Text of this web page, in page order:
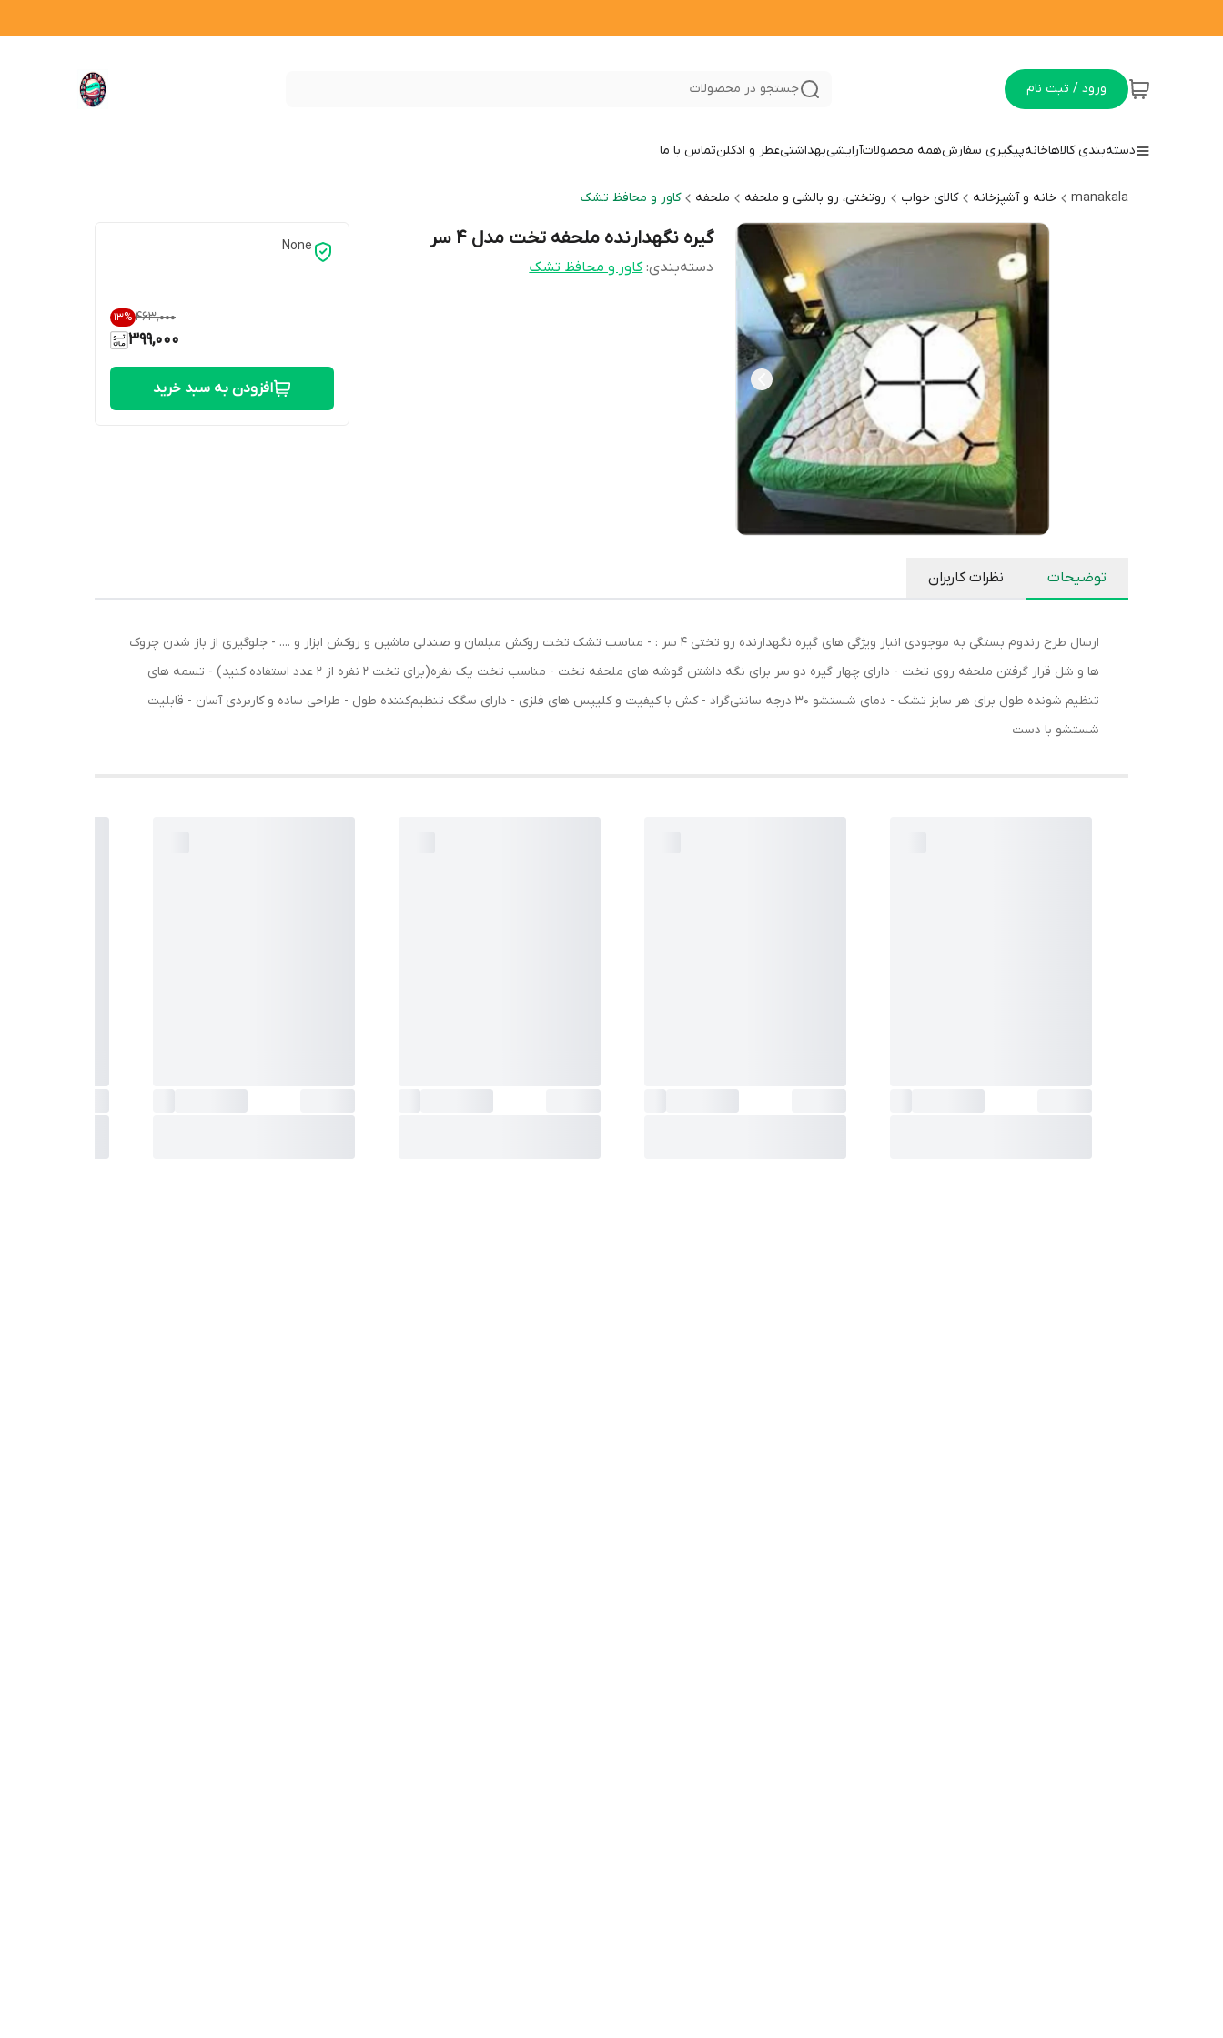
ورود / ثبت نام جستجو در محصولات
دسته‌بندی کالاهاخانهپیگیری سفارشهمه محصولاتآرایشیبهداشتیعطر و ادکلنتماس با ما
manakala خانه و آشپزخانه کالای خواب روتختی، رو بالشی و ملحفه ملحفه کاور و محافظ تشک
گیره نگهدارنده ملحفه تخت مدل 4 سر
دسته‌بندی:کاور و محافظ تشک
None
۴۶۳٬۰۰۰ 13%
399,000
افزودن به سبد خرید
توضیحات نظرات کاربران
ارسال طرح رندوم بستگی به موجودی انبار ویژگی های گیره نگهدارنده رو تختی 4 سر : - مناسب تشک تخت روکش مبلمان و صندلی ماشین و روکش ابزار و .... - جلوگیری از باز شدن چروک
ها و شل قرار گرفتن ملحفه روی تخت - دارای چهار گیره دو سر برای نگه داشتن گوشه های ملحفه تخت - مناسب تخت یک نفره(برای تخت 2 نفره از 2 عدد استفاده کنید) - تسمه های
تنظیم شونده طول برای هر سایز تشک - دمای شستشو 30 درجه سانتی‌گراد - کش با کیفیت و کلیپس های فلزی - دارای سگک تنظیم‌کننده طول - طراحی ساده و کاربردی آسان - قابلیت
شستشو با دست